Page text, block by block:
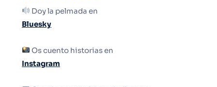
Doy la pelmada en
Bluesky
Os cuento historias en
Instagram